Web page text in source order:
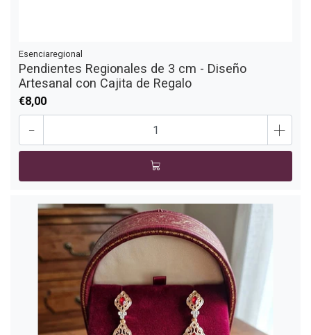
Esenciaregional
Pendientes Regionales de 3 cm - Diseño
Artesanal con Cajita de Regalo
€8,00
- +